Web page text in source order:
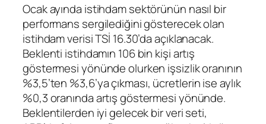
Ocak ayında istihdam sektörünün nasıl bir
performans sergilediğini gösterecek olan
istihdam verisi TSİ 16.30’da açıklanacak.
Beklenti istihdamın 106 bin kişi artış
göstermesi yönünde olurken işsizlik oranının
%3,5’ten %3,6’ya çıkması, ücretlerinise aylık
%0,3 oranında artış göstermesi yönünde.
Beklentilerden iyi gelecek bir veri seti,